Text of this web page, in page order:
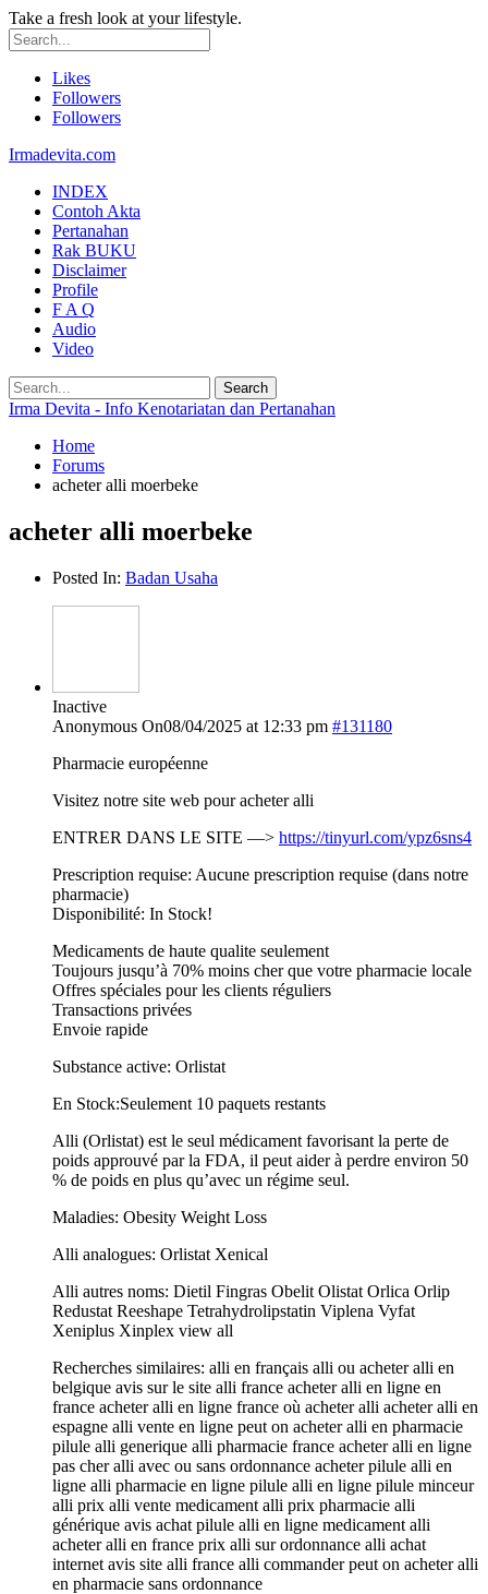
Take a fresh look at your lifestyle.
Likes
Followers
Followers
Irmadevita.com
INDEX
Contoh Akta
Pertanahan
Rak BUKU
Disclaimer
Profile
F A Q
Audio
Video
Irma Devita - Info Kenotariatan dan Pertanahan
Home
Forums
acheter alli moerbeke
acheter alli moerbeke
Posted In: Badan Usaha
Inactive
Anonymous On08/04/2025 at 12:33 pm #131180
Pharmacie européenne
Visitez notre site web pour acheter alli
ENTRER DANS LE SITE —> https://tinyurl.com/ypz6sns4
Prescription requise: Aucune prescription requise (dans notre
pharmacie)
Disponibilité: In Stock!
Medicaments de haute qualite seulement
Toujours jusqu’à 70% moins cher que votre pharmacie locale
Offres spéciales pour les clients réguliers
Transactions privées
Envoie rapide
Substance active: Orlistat
En Stock:Seulement 10 paquets restants
Alli (Orlistat) est le seul médicament favorisant la perte de
poids approuvé par la FDA, il peut aider à perdre environ 50
% de poids en plus qu’avec un régime seul.
Maladies: Obesity Weight Loss
Alli analogues: Orlistat Xenical
Alli autres noms: Dietil Fingras Obelit Olistat Orlica Orlip
Redustat Reeshape Tetrahydrolipstatin Viplena Vyfat
Xeniplus Xinplex view all
Recherches similaires: alli en français alli ou acheter alli en
belgique avis sur le site alli france acheter alli en ligne en
france acheter alli en ligne france où acheter alli acheter alli en
espagne alli vente en ligne peut on acheter alli en pharmacie
pilule alli generique alli pharmacie france acheter alli en ligne
pas cher alli avec ou sans ordonnance acheter pilule alli en
ligne alli pharmacie en ligne pilule alli en ligne pilule minceur
alli prix alli vente medicament alli prix pharmacie alli
générique avis achat pilule alli en ligne medicament alli
acheter alli en france prix alli sur ordonnance alli achat
internet avis site alli france alli commander peut on acheter alli
en pharmacie sans ordonnance